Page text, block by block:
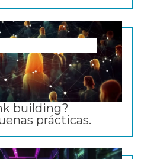
building?
prácticas.